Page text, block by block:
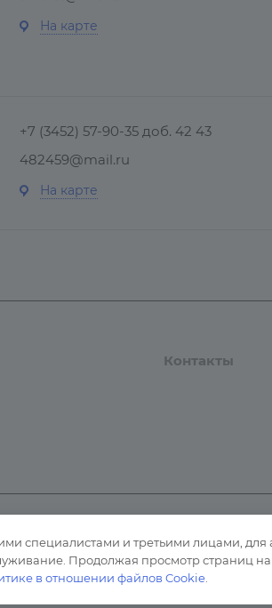
На карте
+7 (3452) 57-90-35 доб. 42 43
482459@mail.ru
На карте
Контакты
Согласие на обработку
специалистами и третьими лицами, для
Продолжая просмотр страниц
в отношении файлов Cookie